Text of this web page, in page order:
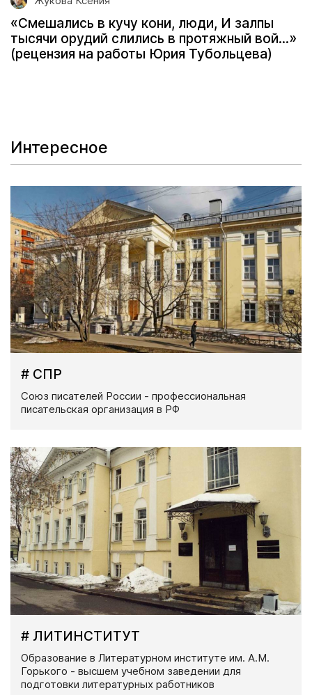
«Смешались в кучу кони, люди, И залпы
тысячи орудий слились в протяжный вой...»
(рецензия на работы Юрия Тубольцева)
Интересное
# СПР
Союз писателей России - профессиональная
писательская организация в РФ
# ЛИТИНСТИТУТ
Образование в Литературном институте им. А.М.
Горького - высшем учебном заведении для
подготовки литературных работников